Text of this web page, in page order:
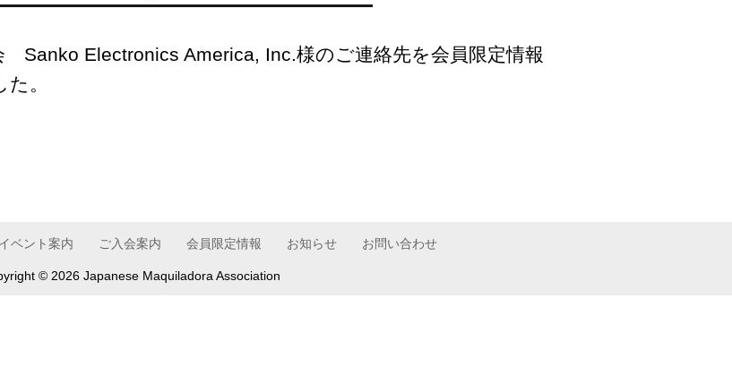
Sanko Electronics America, Inc.様のご連絡先を会員限定情報
。
イベント案内 ご入会案内 会員限定情報 お知らせ お問い合わせ
© 2026 Japanese Maquiladora Association